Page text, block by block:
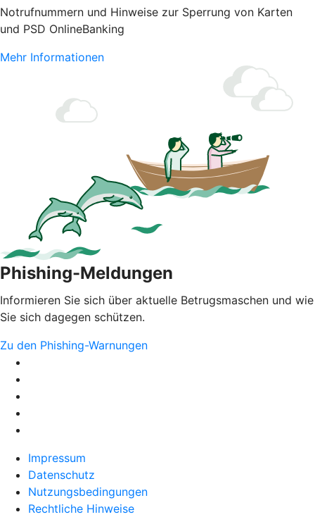
Notrufnummern und Hinweise zur Sperrung von Karten
und PSD OnlineBanking
Mehr Informationen
Phishing-Meldungen
Informieren Sie sich über aktuelle Betrugsmaschen und wie
Sie sich dagegen schützen.
Zu den Phishing-Warnungen
Impressum
Datenschutz
Nutzungsbedingungen
Rechtliche Hinweise